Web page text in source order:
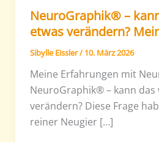
NeuroGraphik® –
etwas verändern?
Sibylle Eissler/10. März 2026
Meine Erfahrungen mit
NeuroGraphik® – kann das
verändern? Diese Frage
reiner Neugier […]